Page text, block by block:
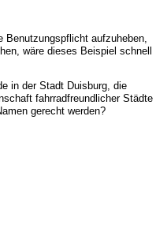
Benutzungspflicht aufzuheben,
wäre dieses Beispiel schnell
in der Stadt Duisburg, die
fahrradfreundlicher Städte
gerecht werden?